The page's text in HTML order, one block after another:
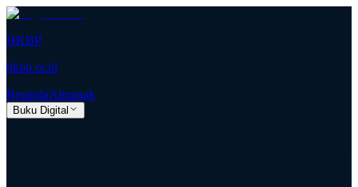
HKBP
hkbp.or.id
BerandaAlmanak
Buku Digital